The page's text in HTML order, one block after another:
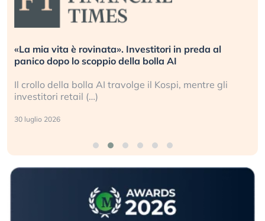
Quando la finanza pesa più dell’economia reale.
L’America sta ripetendo gli errori del 2008?
La ricchezza mondiale cresce, ma è sempre più
sganciata dall’economia reale. (…)
24 luglio 2026